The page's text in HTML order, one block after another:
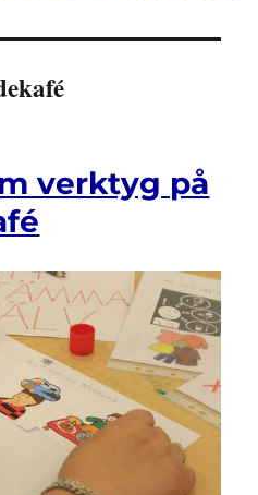
verktyg på